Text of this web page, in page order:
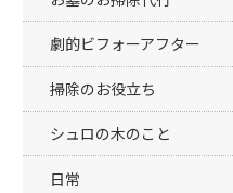
劇的ビフォーアフター
掃除のお役立ち
シュロの木のこと
日常